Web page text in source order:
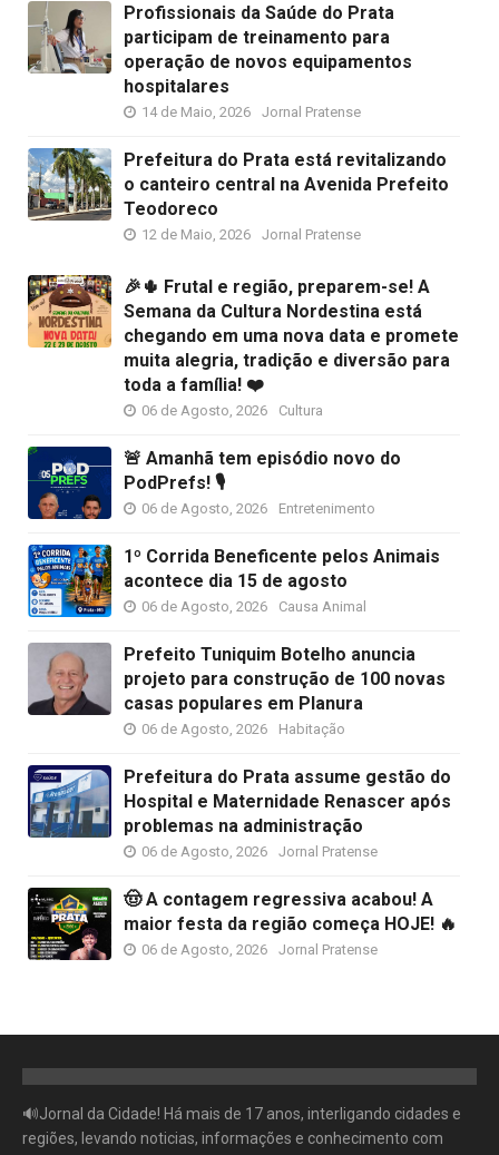
Profissionais da Saúde do Prata
participam de treinamento para
operação de novos equipamentos
hospitalares
14 de Maio, 2026 Jornal Pratense
Prefeitura do Prata está revitalizando
o canteiro central na Avenida Prefeito
Teodoreco
12 de Maio, 2026 Jornal Pratense
🎉🌵 Frutal e região, preparem-se! A
Semana da Cultura Nordestina está
chegando em uma nova data e promete
muita alegria, tradição e diversão para
toda a família! ❤️
06 de Agosto, 2026 Cultura
🚨 Amanhã tem episódio novo do
PodPrefs! 🎙️
06 de Agosto, 2026 Entretenimento
1º Corrida Beneficente pelos Animais
acontece dia 15 de agosto
06 de Agosto, 2026 Causa Animal
Prefeito Tuniquim Botelho anuncia
projeto para construção de 100 novas
casas populares em Planura
06 de Agosto, 2026 Habitação
Prefeitura do Prata assume gestão do
Hospital e Maternidade Renascer após
problemas na administração
06 de Agosto, 2026 Jornal Pratense
🤠 A contagem regressiva acabou! A
maior festa da região começa HOJE! 🔥
06 de Agosto, 2026 Jornal Pratense
🔊Jornal da Cidade! Há mais de 17 anos, interligando cidades e
regiões, levando noticias, informações e conhecimento com